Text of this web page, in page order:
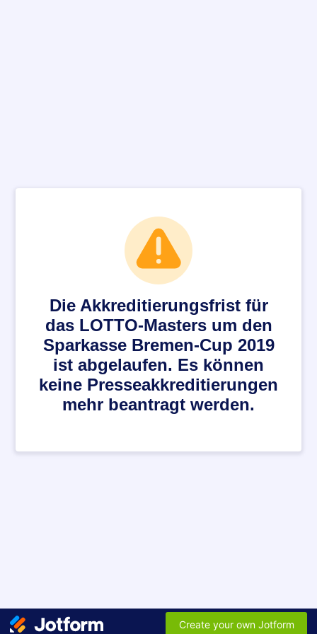
Die Akkreditierungsfrist für
das LOTTO-Masters um den
Sparkasse Bremen-Cup 2019
ist abgelaufen. Es können
keine Presseakkreditierungen
mehr beantragt werden.
Create your own Jotform